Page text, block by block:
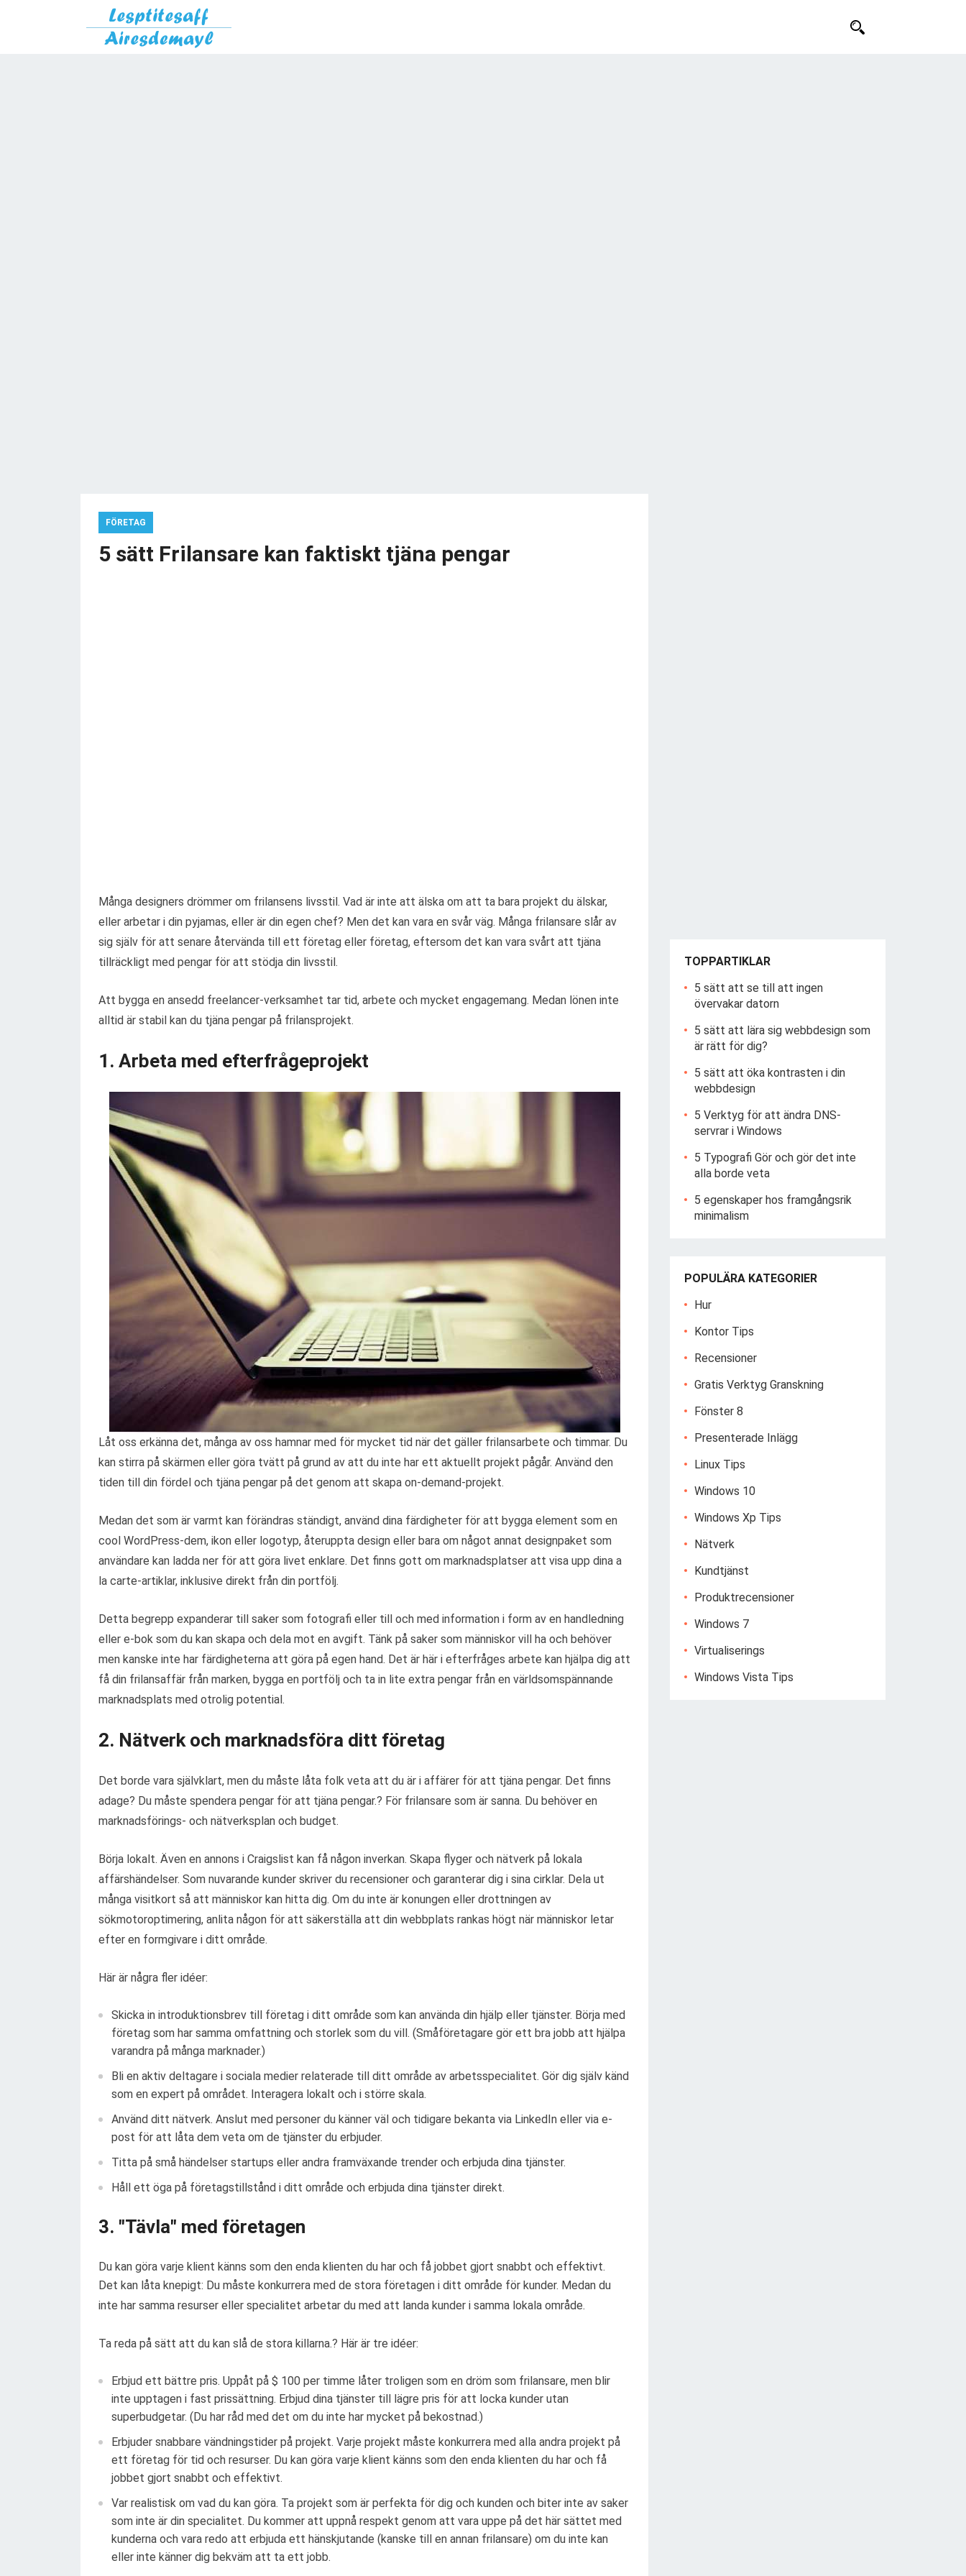
FÖRETAG
5 sätt Frilansare kan faktiskt tjäna pengar
Många designers drömmer om frilansens livsstil. Vad är inte att älska om att ta bara projekt du älskar,
eller arbetar i din pyjamas, eller är din egen chef? Men det kan vara en svår väg. Många frilansare slår av
sig själv för att senare återvända till ett företag eller företag, eftersom det kan vara svårt att tjäna
tillräckligt med pengar för att stödja din livsstil.
Att bygga en ansedd freelancer-verksamhet tar tid, arbete och mycket engagemang. Medan lönen inte
alltid är stabil kan du tjäna pengar på frilansprojekt.
1. Arbeta med efterfrågeprojekt
Låt oss erkänna det, många av oss hamnar med för mycket tid när det gäller frilansarbete och timmar. Du
kan stirra på skärmen eller göra tvätt på grund av att du inte har ett aktuellt projekt pågår. Använd den
tiden till din fördel och tjäna pengar på det genom att skapa on-demand-projekt.
Medan det som är varmt kan förändras ständigt, använd dina färdigheter för att bygga element som en
cool WordPress-dem, ikon eller logotyp, återuppta design eller bara om något annat designpaket som
användare kan ladda ner för att göra livet enklare. Det finns gott om marknadsplatser att visa upp dina a
la carte-artiklar, inklusive direkt från din portfölj.
Detta begrepp expanderar till saker som fotografi eller till och med information i form av en handledning
eller e-bok som du kan skapa och dela mot en avgift. Tänk på saker som människor vill ha och behöver
men kanske inte har färdigheterna att göra på egen hand. Det är här i efterfråges arbete kan hjälpa dig att
få din frilansaffär från marken, bygga en portfölj och ta in lite extra pengar från en världsomspännande
marknadsplats med otrolig potential.
2. Nätverk och marknadsföra ditt företag
Det borde vara självklart, men du måste låta folk veta att du är i affärer för att tjäna pengar. Det finns
adage? Du måste spendera pengar för att tjäna pengar.? För frilansare som är sanna. Du behöver en
marknadsförings- och nätverksplan och budget.
Börja lokalt. Även en annons i Craigslist kan få någon inverkan. Skapa flyger och nätverk på lokala
affärshändelser. Som nuvarande kunder skriver du recensioner och garanterar dig i sina cirklar. Dela ut
många visitkort så att människor kan hitta dig. Om du inte är konungen eller drottningen av
sökmotoroptimering, anlita någon för att säkerställa att din webbplats rankas högt när människor letar
efter en formgivare i ditt område.
Här är några fler idéer:
Skicka in introduktionsbrev till företag i ditt område som kan använda din hjälp eller tjänster. Börja med
företag som har samma omfattning och storlek som du vill. (Småföretagare gör ett bra jobb att hjälpa
varandra på många marknader.)
Bli en aktiv deltagare i sociala medier relaterade till ditt område av arbetsspecialitet. Gör dig själv känd
som en expert på området. Interagera lokalt och i större skala.
Använd ditt nätverk. Anslut med personer du känner väl och tidigare bekanta via LinkedIn eller via e-
post för att låta dem veta om de tjänster du erbjuder.
Titta på små händelser startups eller andra framväxande trender och erbjuda dina tjänster.
Håll ett öga på företagstillstånd i ditt område och erbjuda dina tjänster direkt.
3. "Tävla" med företagen
Du kan göra varje klient känns som den enda klienten du har och få jobbet gjort snabbt och effektivt.
Det kan låta knepigt: Du måste konkurrera med de stora företagen i ditt område för kunder. Medan du
inte har samma resurser eller specialitet arbetar du med att landa kunder i samma lokala område.
Ta reda på sätt att du kan slå de stora killarna.? Här är tre idéer:
Erbjud ett bättre pris. Uppåt på $ 100 per timme låter troligen som en dröm som frilansare, men blir
inte upptagen i fast prissättning. Erbjud dina tjänster till lägre pris för att locka kunder utan
superbudgetar. (Du har råd med det om du inte har mycket på bekostnad.)
Erbjuder snabbare vändningstider på projekt. Varje projekt måste konkurrera med alla andra projekt på
ett företag för tid och resurser. Du kan göra varje klient känns som den enda klienten du har och få
jobbet gjort snabbt och effektivt.
Var realistisk om vad du kan göra. Ta projekt som är perfekta för dig och kunden och biter inte av saker
som inte är din specialitet. Du kommer att uppnå respekt genom att vara uppe på det här sättet med
kunderna och vara redo att erbjuda ett hänskjutande (kanske till en annan frilansare) om du inte kan
eller inte känner dig bekväm att ta ett jobb.
TOPPARTIKLAR
5 sätt att se till att ingen
övervakar datorn
5 sätt att lära sig webbdesign som
är rätt för dig?
5 sätt att öka kontrasten i din
webbdesign
5 Verktyg för att ändra DNS-
servrar i Windows
5 Typografi Gör och gör det inte
alla borde veta
5 egenskaper hos framgångsrik
minimalism
POPULÄRA KATEGORIER
Hur
Kontor Tips
Recensioner
Gratis Verktyg Granskning
Fönster 8
Presenterade Inlägg
Linux Tips
Windows 10
Windows Xp Tips
Nätverk
Kundtjänst
Produktrecensioner
Windows 7
Virtualiserings
Windows Vista Tips